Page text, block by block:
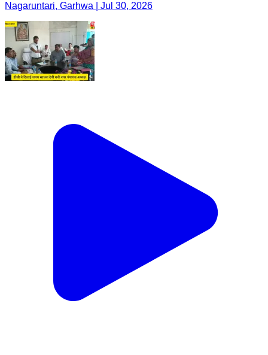
Nagaruntari, Garhwa | Jul 30, 2026